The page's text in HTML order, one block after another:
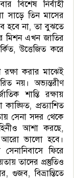
বিশেষ নির্বাহী
সাড়ে তিন মাসের
হবে না, তা বুঝতে
মিশন এখন জাতির
উত্তেজিত করে
রক্ষা করার মাঝেই
নয়। অভ্যন্তরীণ
শান্তি রক্ষায়
প্রত্যাশিত
সেনা সদর থেকে
আশা করছে,
আরো ভালো হবে।
ফিরে
তাদের প্রস্তুতিও
গুজব, বিভ্রান্তিতে